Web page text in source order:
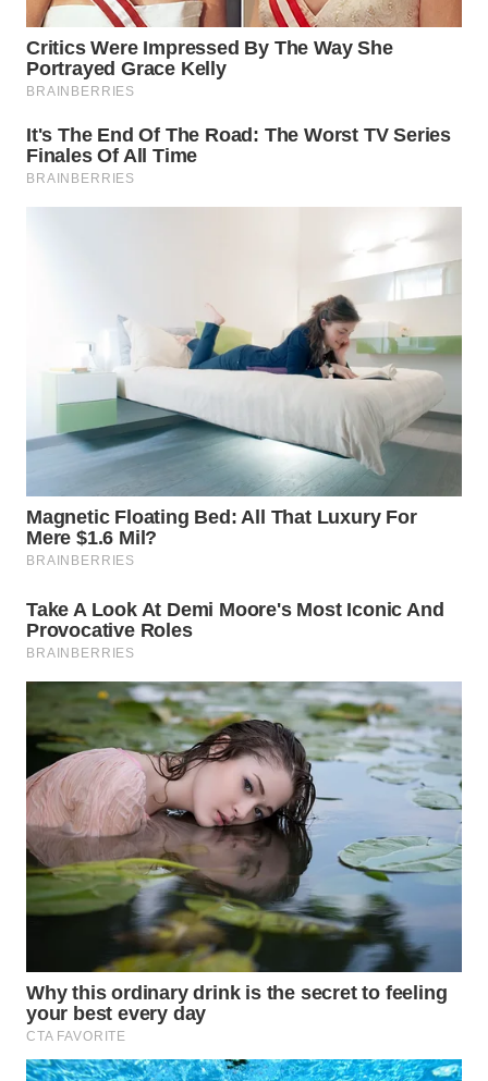
SELATAN
WN
TANJUNG
WN
KARO
LABUHANBATU
WN
TAPANULI
TENGAH
WN DELI
SERDANG
TEBING
TINGGI
WN
PAKPAK
WN
KARAWANG
BEKASI
WN
DEPOK